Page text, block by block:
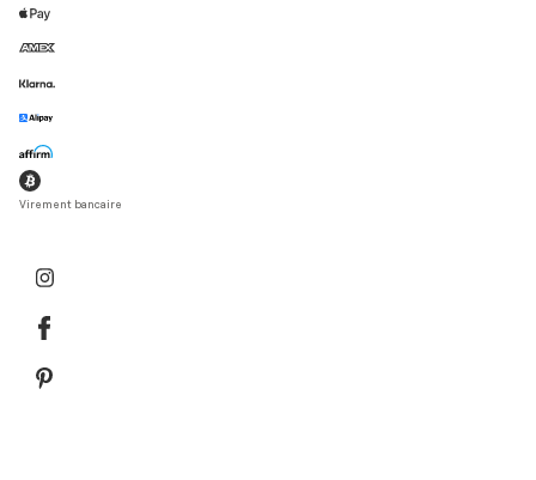
Virement bancaire